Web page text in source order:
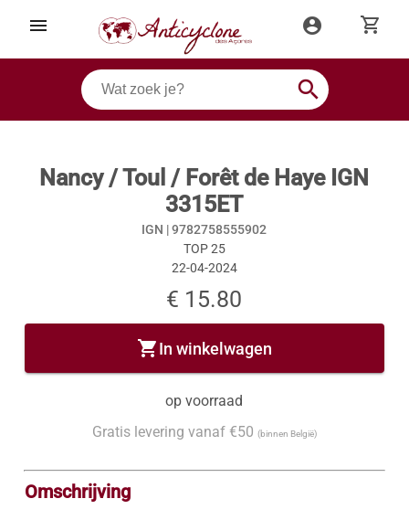
menu account_circle shopping_cart
search
Nancy / Toul / Forêt de Haye IGN
3315ET
IGN |9782758555902
TOP 25
22-04-2024
€ 15.80
shopping_cartIn winkelwagen
op voorraad
Gratis levering vanaf €50 (binnen België)
Omschrijving